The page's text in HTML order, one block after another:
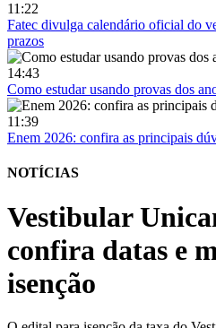
11:22
Fatec divulga calendário oficial do
prazos
14:43
Como estudar usando provas dos
11:39
Enem 2026: confira as principais
NOTÍCIAS
Vestibular
confira datas e
isenção